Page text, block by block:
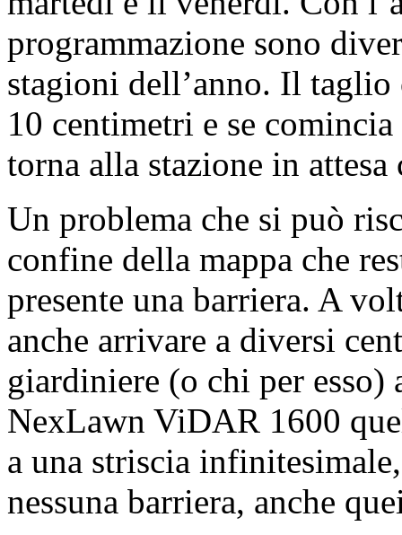
programmazione sono
stagioni dell’anno. Il
10 centimetri e se
torna alla stazione in
Un problema che si può
confine della mappa che
presente una barriera. A
anche arrivare a diversi
giardiniere (o chi per
NexLawn ViDAR 1600
a una striscia
nessuna barriera, anche